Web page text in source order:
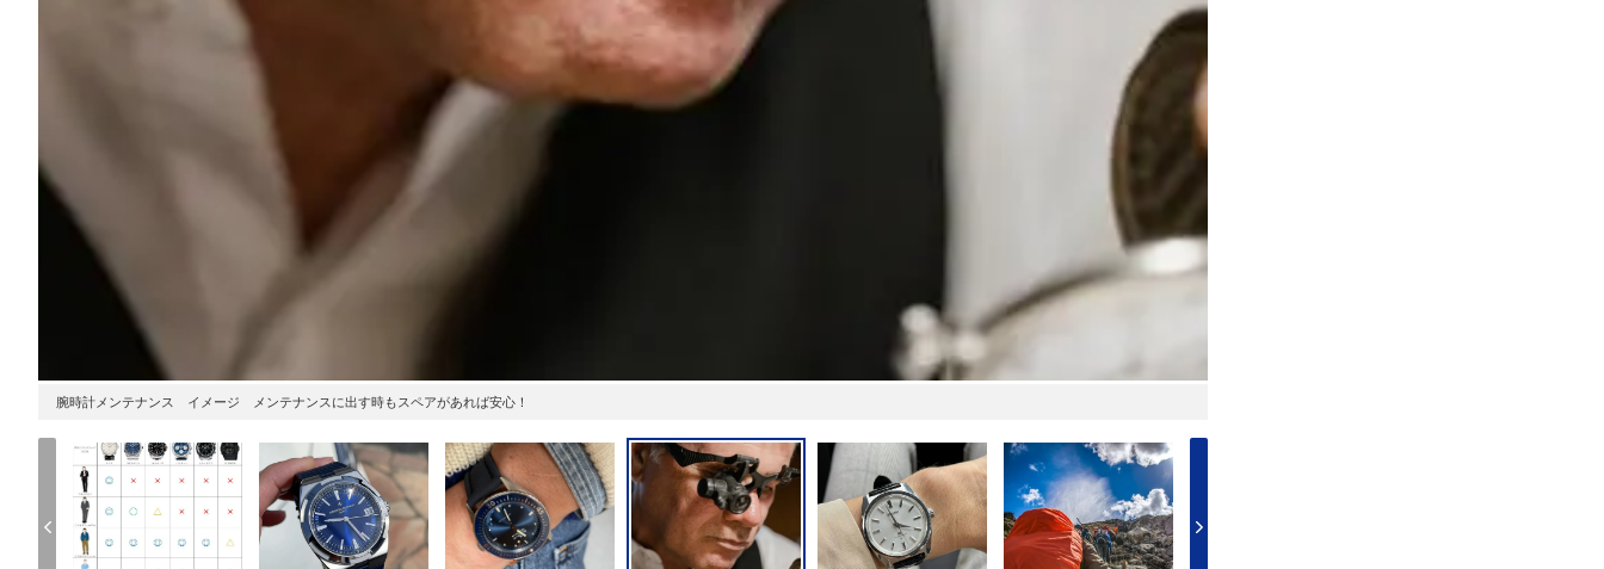
腕時計メンテナンス イメージ メンテナンスに出す時もスペアがあれば安心！